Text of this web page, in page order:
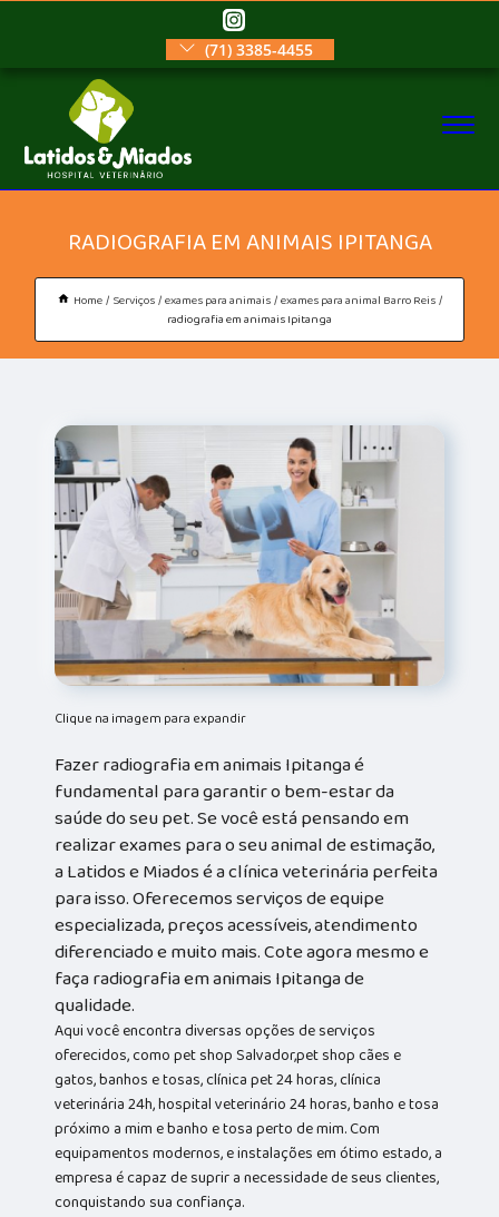
(71) 3385-4455
RADIOGRAFIA EM ANIMAIS IPITANGA
Home Serviços exames para animais exames para animal Barro Reis
radiografia em animais Ipitanga
Clique na imagem para expandir
Fazer radiografia em animais Ipitanga é
fundamental para garantir o bem-estar da
saúde do seu pet. Se você está pensando em
realizar exames para o seu animal de estimação,
a Latidos e Miados é a clínica veterinária perfeita
para isso. Oferecemos serviços de equipe
especializada, preços acessíveis, atendimento
diferenciado e muito mais. Cote agora mesmo e
faça radiografia em animais Ipitanga de
qualidade.
Aqui você encontra diversas opções de serviços
oferecidos, como pet shop Salvador,pet shop cães e
gatos, banhos e tosas, clínica pet 24 horas, clínica
veterinária 24h, hospital veterinário 24 horas, banho e tosa
próximo a mim e banho e tosa perto de mim. Com
equipamentos modernos, e instalações em ótimo estado, a
empresa é capaz de suprir a necessidade de seus clientes,
conquistando sua confiança.